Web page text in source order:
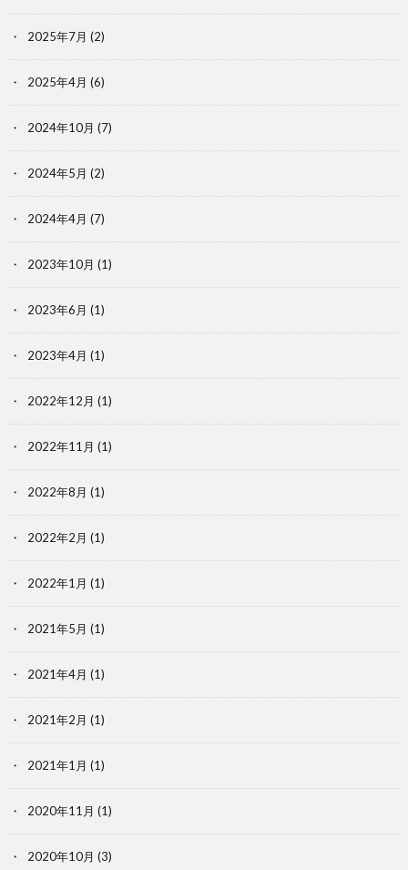
2025年7月 (2)
2025年4月 (6)
2024年10月 (7)
2024年5月 (2)
2024年4月 (7)
2023年10月 (1)
2023年6月 (1)
2023年4月 (1)
2022年12月 (1)
2022年11月 (1)
2022年8月 (1)
2022年2月 (1)
2022年1月 (1)
2021年5月 (1)
2021年4月 (1)
2021年2月 (1)
2021年1月 (1)
2020年11月 (1)
2020年10月 (3)